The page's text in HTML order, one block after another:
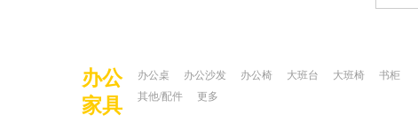
办公
家具
办公桌 办公沙发 办公椅 大班台 大班椅
书柜
其他/配件
更多